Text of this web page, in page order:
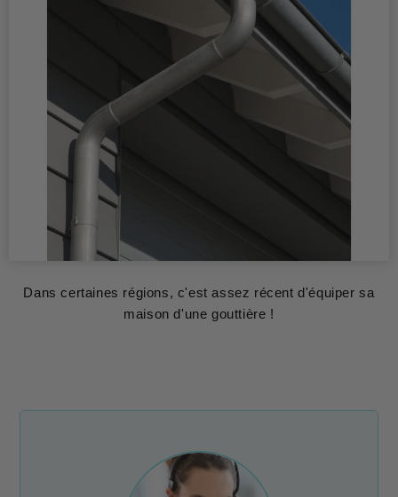
Dans certaines régions, c'est assez récent d'équiper sa
maison d'une gouttière !